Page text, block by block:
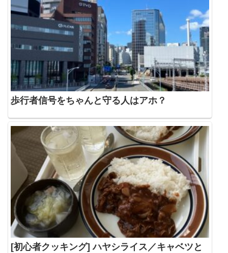
歩行者信号をちゃんと守る人はアホ？
[初心者クッキング] ハヤシライス／キャベツと